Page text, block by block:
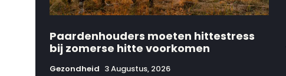
Paardenhouders moeten hittestress
bij zomerse hitte voorkomen
Gezondheid 3 Augustus, 2026